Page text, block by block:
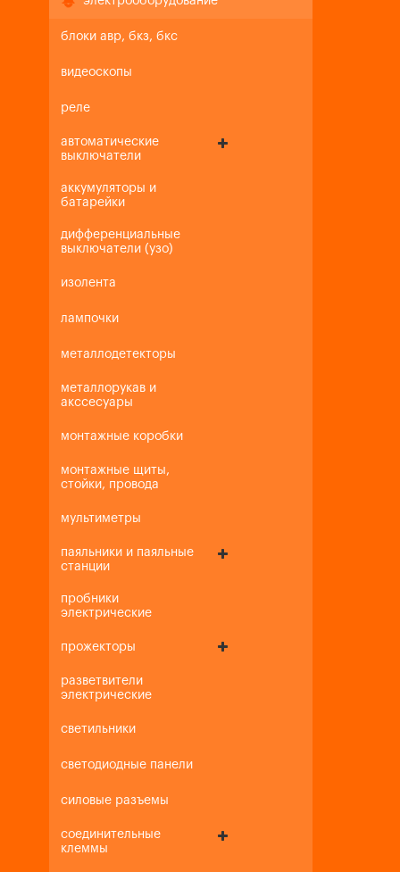
блоки авр, бкз, бкс
видеоскопы
реле
автоматические
выключатели
аккумуляторы и
батарейки
дифференциальные
выключатели (узо)
изолента
лампочки
металлодетекторы
металлорукав и
акссесуары
монтажные коробки
монтажные щиты,
стойки, провода
мультиметры
паяльники и паяльные
станции
пробники
электрические
прожекторы
разветвители
электрические
светильники
светодиодные панели
силовые разъемы
соединительные
клеммы